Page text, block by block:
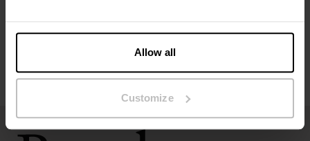
Allow all
Customize
Vaskeinstruksjoner